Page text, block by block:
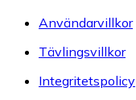
Användarvillkor
Tävlingsvillkor
Integritetspolicy